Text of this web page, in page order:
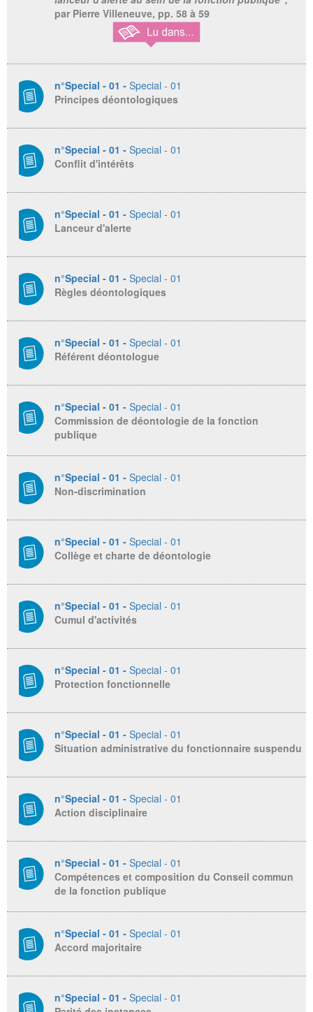
par Pierre Villeneuve, pp. 58 à 59
n°Special - 01 - Special - 01
Principes déontologiques
n°Special - 01 - Special - 01
Conflit d'intérêts
n°Special - 01 - Special - 01
Lanceur d'alerte
n°Special - 01 - Special - 01
Règles déontologiques
n°Special - 01 - Special - 01
Référent déontologue
n°Special - 01 - Special - 01
Commission de déontologie de la fonction
publique
n°Special - 01 - Special - 01
Non-discrimination
n°Special - 01 - Special - 01
Collège et charte de déontologie
n°Special - 01 - Special - 01
Cumul d'activités
n°Special - 01 - Special - 01
Protection fonctionnelle
n°Special - 01 - Special - 01
Situation administrative du fonctionnaire suspendu
n°Special - 01 - Special - 01
Action disciplinaire
n°Special - 01 - Special - 01
Compétences et composition du Conseil commun
de la fonction publique
n°Special - 01 - Special - 01
Accord majoritaire
n°Special - 01 - Special - 01